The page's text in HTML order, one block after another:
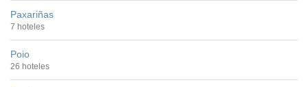
Paxariñas
7 hoteles
Poio
26 hoteles